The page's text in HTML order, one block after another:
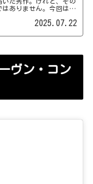
ありません。今回は、
2025.07.22
ヴン・コン